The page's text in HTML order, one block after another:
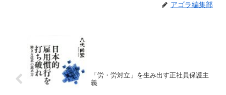
アゴラ編集部
「労・労対立」を生み出す正社員保護主
義